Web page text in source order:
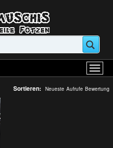
Sortieren: Neueste Aufrufe Bewertung